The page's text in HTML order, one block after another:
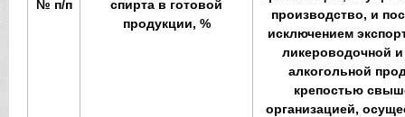
№ п/п
спирта в готовой
продукции, %
производство, и
исключением
ликероводочной и
алкогольной
крепостью
организацией,